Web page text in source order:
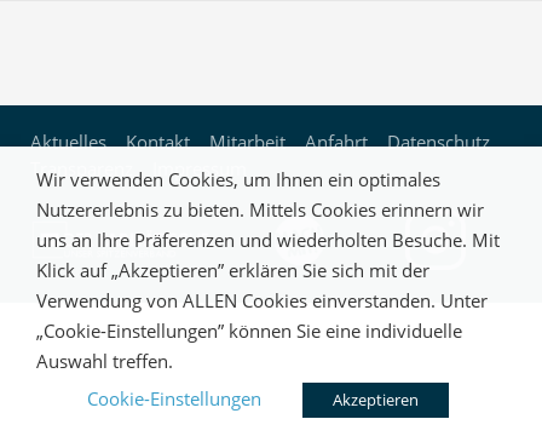
Aktuelles Kontakt Mitarbeit Anfahrt
Datenschutz
Transparenz
Impressum
Wir verwenden Cookies, um Ihnen ein optimales
Nutzererlebnis zu bieten. Mittels Cookies erinnern wir
uns an Ihre Präferenzen und wiederholten Besuche. Mit
Klick auf „Akzeptieren” erklären Sie sich mit der
Verwendung von ALLEN Cookies einverstanden. Unter
„Cookie-Einstellungen” können Sie eine individuelle
Auswahl treffen.
Cookie-Einstellungen
Akzeptieren